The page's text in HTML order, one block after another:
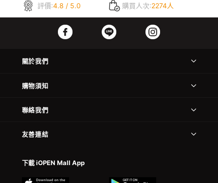
評價:4.8 / 5.0 購買人次:2274人
關於我們
購物須知
聯絡我們
友善連結
下載 iOPEN Mall App